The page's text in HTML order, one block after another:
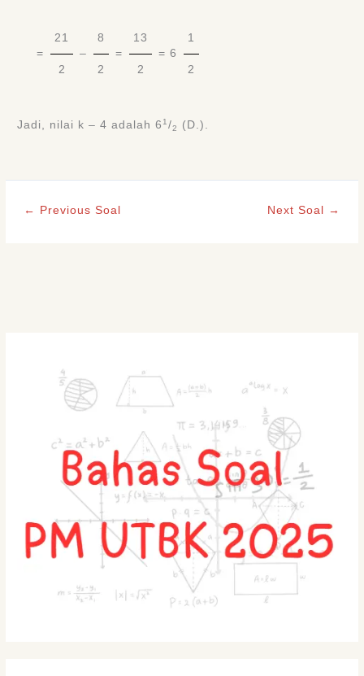
=
21
2
–
8
2
=
13
2
= 6
1
2
Jadi, nilai k – 4 adalah 6 1 /2 (D.).
← Previous Soal Next Soal →